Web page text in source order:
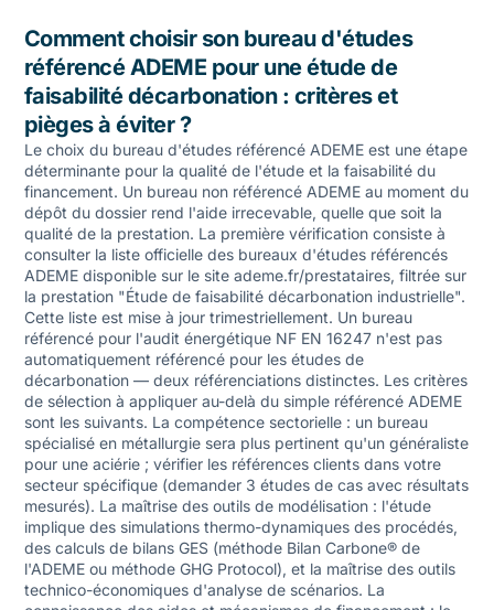
Comment choisir son bureau d'études
référencé ADEME pour une étude de
faisabilité décarbonation : critères et
pièges à éviter ?
Le choix du bureau d'études référencé ADEME est une étape
déterminante pour la qualité de l'étude et la faisabilité du
financement. Un bureau non référencé ADEME au moment du
dépôt du dossier rend l'aide irrecevable, quelle que soit la
qualité de la prestation. La première vérification consiste à
consulter la liste officielle des bureaux d'études référencés
ADEME disponible sur le site ademe.fr/prestataires, filtrée sur
la prestation "Étude de faisabilité décarbonation industrielle".
Cette liste est mise à jour trimestriellement. Un bureau
référencé pour l'audit énergétique NF EN 16247 n'est pas
automatiquement référencé pour les études de
décarbonation — deux référenciations distinctes. Les critères
de sélection à appliquer au-delà du simple référencé ADEME
sont les suivants. La compétence sectorielle : un bureau
spécialisé en métallurgie sera plus pertinent qu'un généraliste
pour une aciérie ; vérifier les références clients dans votre
secteur spécifique (demander 3 études de cas avec résultats
mesurés). La maîtrise des outils de modélisation : l'étude
implique des simulations thermo-dynamiques des procédés,
des calculs de bilans GES (méthode Bilan Carbone® de
l'ADEME ou méthode GHG Protocol), et la maîtrise des outils
technico-économiques d'analyse de scénarios. La